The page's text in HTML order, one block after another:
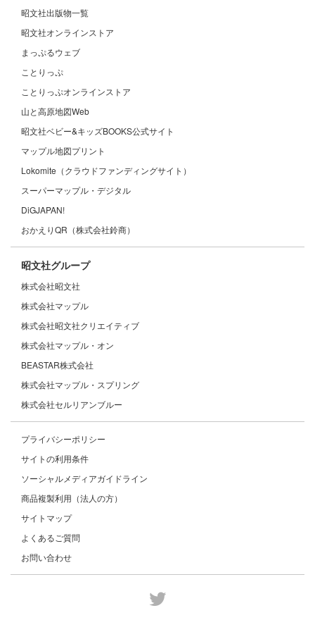
昭文社出版物一覧
昭文社オンラインストア
まっぷるウェブ
ことりっぷ
ことりっぷオンラインストア
山と高原地図Web
昭文社ベビー&キッズBOOKS公式サイト
マップル地図プリント
Lokomite（クラウドファンディングサイト）
スーパーマップル・デジタル
DiGJAPAN!
おかえりQR（株式会社鈴商）
昭文社グループ
株式会社昭文社
株式会社マップル
株式会社昭文社クリエイティブ
株式会社マップル・オン
BEASTAR株式会社
株式会社マップル・スプリング
株式会社セルリアンブルー
プライバシーポリシー
サイトの利用条件
ソーシャルメディアガイドライン
商品複製利用（法人の方）
サイトマップ
よくあるご質問
お問い合わせ